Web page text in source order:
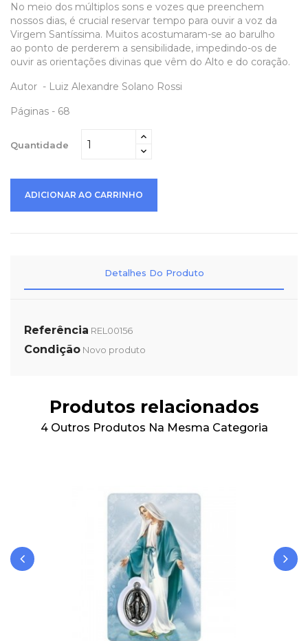
No meio dos múltiplos sons e vozes que preenchem
nossos dias, é crucial reservar tempo para ouvir a voz da
Virgem Santíssima. Muitos acostumaram-se ao barulho
ao ponto de perderem a sensibilidade, impedindo-os de
ouvir as orientações divinas que vêm do Alto e do coração.
Autor - Luiz Alexandre Solano Rossi
Páginas - 68
Quantidade
ADICIONAR AO CARRINHO
Detalhes Do Produto
Referência REL00156
Condição Novo produto
Produtos relacionados
4 Outros Produtos Na Mesma Categoria